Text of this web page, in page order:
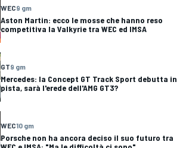
WEC9 gm
Aston Martin: ecco le mosse che hanno reso
competitiva la Valkyrie tra WEC ed IMSA
GT9 gm
Mercedes: la Concept GT Track Sport debutta in
pista, sarà l'erede dell'AMG GT3?
WEC10 gm
Porsche non ha ancora deciso il suo futuro tra